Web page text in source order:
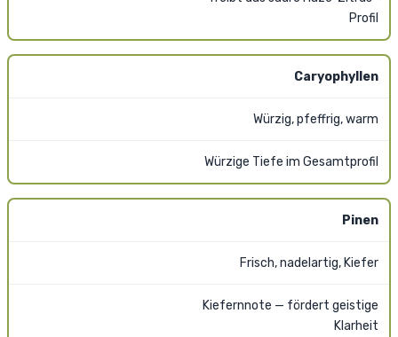
Profil
Caryophyllen
Würzig, pfeffrig, warm
Würzige Tiefe im Gesamtprofil
Pinen
Frisch, nadelartig, Kiefer
Kiefernnote — fördert geistige
Klarheit